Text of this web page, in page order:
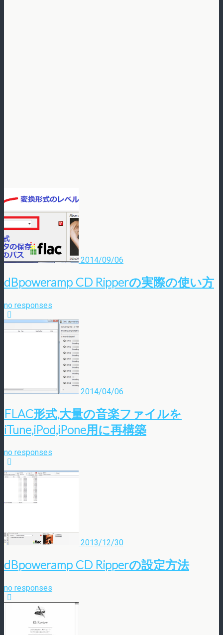
2014/09/06
dBpoweramp CD Ripperの実際の使い方
no responses
2014/04/06
FLAC形式,大量の音楽ファイルを
iTune,iPod,iPone用に再構築
no responses
2013/12/30
dBpoweramp CD Ripperの設定方法
no responses